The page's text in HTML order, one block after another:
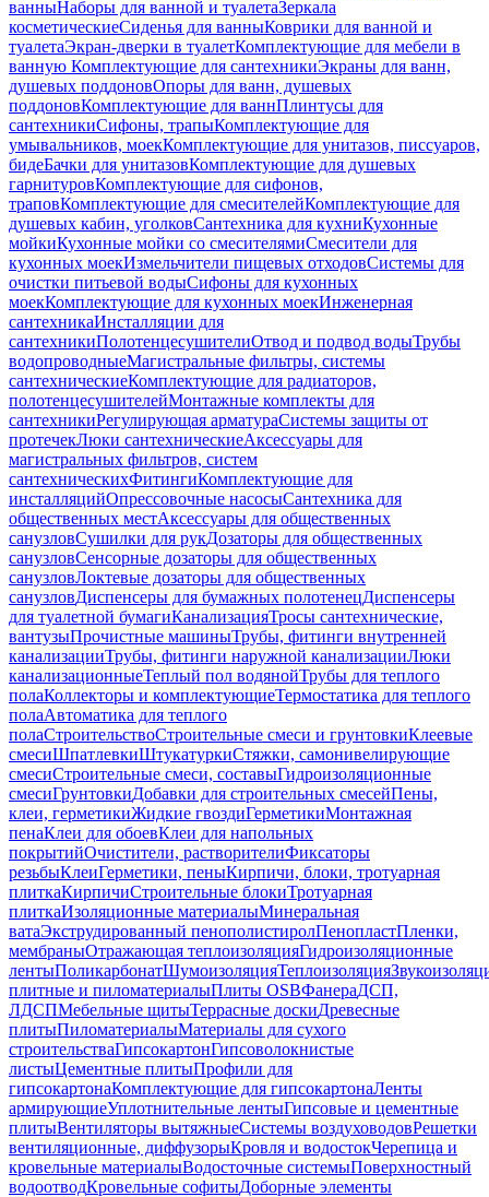
ванныНаборы для ванной и туалетаЗеркала
косметическиеСиденья для ванныКоврики для ванной и
туалетаЭкран-дверки в туалетКомплектующие для мебели в
ванную Комплектующие для сантехникиЭкраны для ванн,
душевых поддоновОпоры для ванн, душевых
поддоновКомплектующие для ваннПлинтусы для
сантехникиСифоны, трапыКомплектующие для
умывальников, моекКомплектующие для унитазов, писсуаров,
бидеБачки для унитазовКомплектующие для душевых
гарнитуровКомплектующие для сифонов,
траповКомплектующие для смесителейКомплектующие для
душевых кабин, уголковСантехника для кухниКухонные
мойкиКухонные мойки со смесителямиСмесители для
кухонных моекИзмельчители пищевых отходовСистемы для
очистки питьевой водыСифоны для кухонных
моекКомплектующие для кухонных моекИнженерная
сантехникаИнсталляции для
сантехникиПолотенцесушителиОтвод и подвод водыТрубы
водопроводныеМагистральные фильтры, системы
сантехническиеКомплектующие для радиаторов,
полотенцесушителейМонтажные комплекты для
сантехникиРегулирующая арматураСистемы защиты от
протечекЛюки сантехническиеАксессуары для
магистральных фильтров, систем
сантехническихФитингиКомплектующие для
инсталляцийОпрессовочные насосыСантехника для
общественных местАксессуары для общественных
санузловСушилки для рукДозаторы для общественных
санузловСенсорные дозаторы для общественных
санузловЛоктевые дозаторы для общественных
санузловДиспенсеры для бумажных полотенецДиспенсеры
для туалетной бумагиКанализацияТросы сантехнические,
вантузыПрочистные машиныТрубы, фитинги внутренней
канализацииТрубы, фитинги наружной канализацииЛюки
канализационныеТеплый пол водянойТрубы для теплого
полаКоллекторы и комплектующиеТермостатика для теплого
полаАвтоматика для теплого
полаСтроительствоСтроительные смеси и грунтовкиКлеевые
смесиШпатлевкиШтукатуркиСтяжки, самонивелирующие
смесиСтроительные смеси, составыГидроизоляционные
смесиГрунтовкиДобавки для строительных смесейПены,
клеи, герметикиЖидкие гвоздиГерметикиМонтажная
пенаКлеи для обоевКлеи для напольных
покрытийОчистители, растворителиФиксаторы
резьбыКлеиГерметики, пеныКирпичи, блоки, тротуарная
плиткаКирпичиСтроительные блокиТротуарная
плиткаИзоляционные материалыМинеральная
ватаЭкструдированный пенополистиролПенопластПленки,
мембраныОтражающая теплоизоляцияГидроизоляционные
лентыПоликарбонатШумоизоляцияТеплоизоляция
плитные и пиломатериалыПлиты OSBФанераДСП,
ЛДСПМебельные щитыТеррасные доскиДревесные
плитыПиломатериалыМатериалы для сухого
строительстваГипсокартонГипсоволокнистые
листыЦементные плитыПрофили для
гипсокартонаКомплектующие для гипсокартонаЛенты
армирующиеУплотнительные лентыГипсовые и цементные
плитыВентиляторы вытяжныеСистемы воздуховодовРешетки
вентиляционные, диффузорыКровля и водостокЧерепица и
кровельные материалыВодосточные системыПоверхностный
водоотводКровельные софитыДоборные элементы